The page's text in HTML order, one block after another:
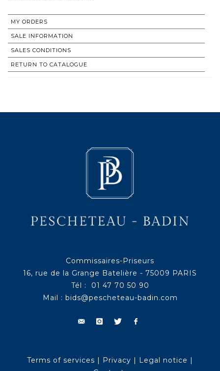
MY ORDERS
SALE INFORMATION
SALES CONDITIONS
RETURN TO CATALOGUE
Commissaires-Priseurs
16, rue de la Grange Batelière - 75009 PARIS
Tél : 01 47 70 50 90
Mail : bids@pescheteau-badin.com
Terms of services | Privacy | Legal notice |